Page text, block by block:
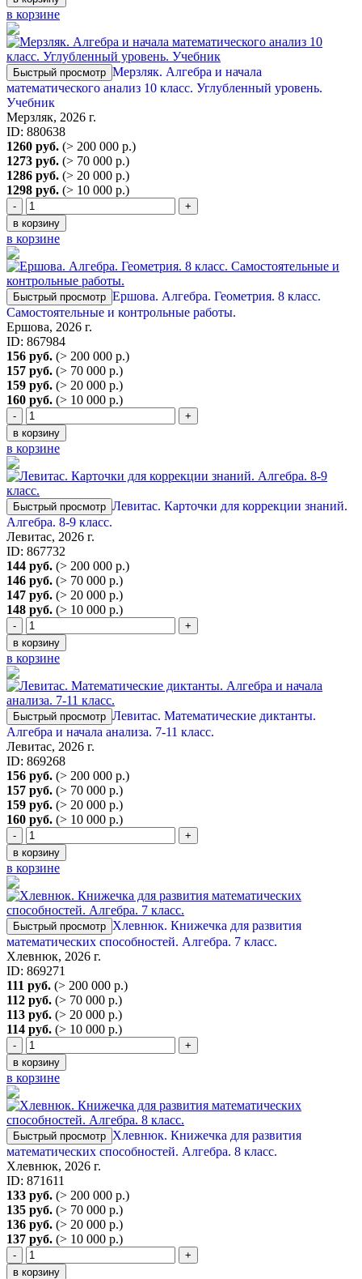
в корзине
Быстрый просмотр Мерзляк. Алгебра и начала
математического анализ 10 класс. Углубленный уровень.
Учебник
Мерзляк, 2026 г.
ID: 880638
1260 руб. (> 200 000 р.)
1273 руб. (> 70 000 р.)
1286 руб. (> 20 000 р.)
1298 руб. (> 10 000 р.)
-
+
в корзину
в корзине
Быстрый просмотр Ершова. Алгебра. Геометрия. 8 класс.
Самостоятельные и контрольные работы.
Ершова, 2026 г.
ID: 867984
156 руб. (> 200 000 р.)
157 руб. (> 70 000 р.)
159 руб. (> 20 000 р.)
160 руб. (> 10 000 р.)
-
+
в корзину
в корзине
Быстрый просмотр Левитас. Карточки для коррекции знаний.
Алгебра. 8-9 класс.
Левитас, 2026 г.
ID: 867732
144 руб. (> 200 000 р.)
146 руб. (> 70 000 р.)
147 руб. (> 20 000 р.)
148 руб. (> 10 000 р.)
-
+
в корзину
в корзине
Быстрый просмотр Левитас. Математические диктанты.
Алгебра и начала анализа. 7-11 класс.
Левитас, 2026 г.
ID: 869268
156 руб. (> 200 000 р.)
157 руб. (> 70 000 р.)
159 руб. (> 20 000 р.)
160 руб. (> 10 000 р.)
-
+
в корзину
в корзине
Быстрый просмотр Хлевнюк. Книжечка для развития
математических способностей. Алгебра. 7 класс.
Хлевнюк, 2026 г.
ID: 869271
111 руб. (> 200 000 р.)
112 руб. (> 70 000 р.)
113 руб. (> 20 000 р.)
114 руб. (> 10 000 р.)
-
+
в корзину
в корзине
Быстрый просмотр Хлевнюк. Книжечка для развития
математических способностей. Алгебра. 8 класс.
Хлевнюк, 2026 г.
ID: 871611
133 руб. (> 200 000 р.)
135 руб. (> 70 000 р.)
136 руб. (> 20 000 р.)
137 руб. (> 10 000 р.)
-
+
в корзину